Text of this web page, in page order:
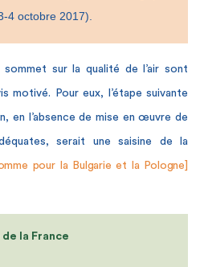
4 octobre 2017).
sur la qualité de l’air sont
motivé. Pour eux, l’étape suivante
en l’absence de mise en œuvre de
serait une saisine de la
pour la Bulgarie et la Pologne]
de la France